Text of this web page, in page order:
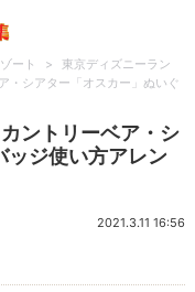
ート >
東京ディズニーラン
・シアター「オスカー」ぬいぐ
ントリーベア・シ
ッジ使い方アレン
2021.3.11 16:56